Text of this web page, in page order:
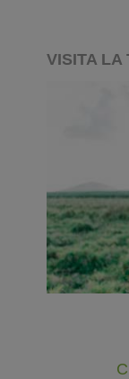
VISITA LA